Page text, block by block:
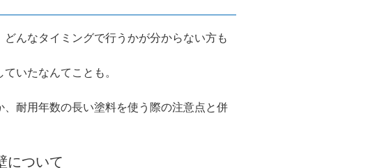
んなタイミングで行うかが分からない方も
いたなんてことも。
耐用年数の長い塗料を使う際の注意点と併
について